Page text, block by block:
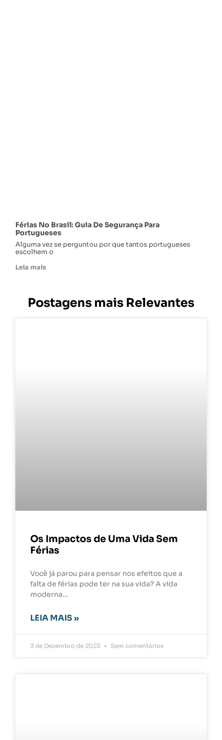
Férias No Brasil: Guia De Segurança Para
Portugueses
Alguma vez se perguntou por que tantos portugueses
escolhem o
Leia mais
Postagens mais Relevantes
Os Impactos de Uma Vida Sem
Férias
Você já parou para pensar nos efeitos que a
falta de férias pode ter na sua vida? A vida
moderna…
LEIA MAIS »
3 de Dezembro de 2023 Sem comentários